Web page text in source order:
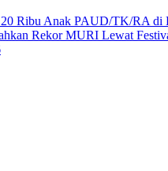
20 Ribu Anak PAUD/TK/RA di
Rekor MURI Lewat